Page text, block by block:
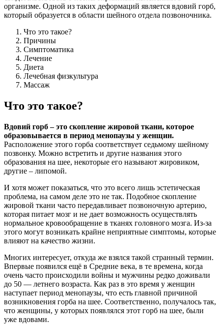
организме. Одной из таких деформаций является вдовий горб,
который образуется в области шейного отдела позвоночника.
Что это такое?
Причины
Симптоматика
Лечение
Диета
Лечебная физкультура
Массаж
Что это такое?
Вдовий горб – это скопление жировой ткани, которое
образовывается в период менопаузы у женщин.
Расположение этого горба соответствует седьмому шейному
позвонку. Можно встретить и другие названия этого
образования на шее, некоторые его называют жировиком,
другие – липомой.
И хотя может показаться, что это всего лишь эстетическая
проблема, на самом деле это не так. Подобное скопление
жировой ткани часто передавливает позвоночную артерию,
которая питает мозг и не дает возможность осуществлять
нормальное кровообращение в тканях головного мозга. Из-за
этого могут возникать крайне неприятные симптомы, которые
влияют на качество жизни.
Многих интересует, откуда же взялся такой странный термин.
Впервые появился ещё в Средние века, в те времена, когда
очень часто происходили войны и мужчины редко доживали
до 50 — летнего возраста. Как раз в это время у женщин
наступает период менопаузы, что есть главной причиной
возникновения горба на шее. Соответственно, получалось так,
что женщины, у которых появлялся этот горб на шее, были
уже вдовами.